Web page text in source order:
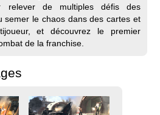
relever de multiples défis des
semer le chaos dans des cartes et
et découvrez le premier
de la franchise.